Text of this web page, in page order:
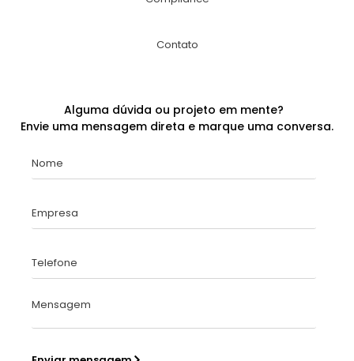
Contato
Alguma dúvida ou projeto em mente?
Envie uma mensagem direta e marque uma conversa.